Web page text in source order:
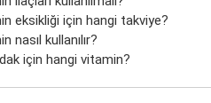
eksikliği için hangi takviye?
nasıl kullanılır?
için hangi vitamin?